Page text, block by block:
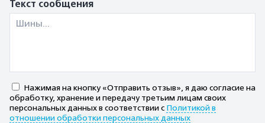
Текст сообщения
Нажимая на кнопку «Отправить отзыв», я даю согласие на
обработку, хранение и передачу третьим лицам своих
персональных данных в соответствии с Политикой в
отношении обработки персональных данных